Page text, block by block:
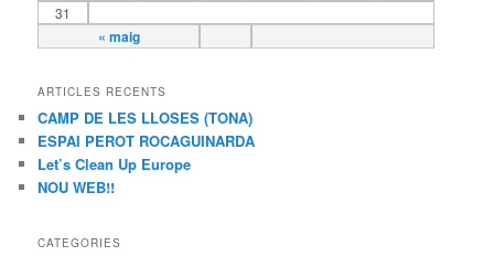
« maig
31
ARTICLES RECENTS
CAMP DE LES LLOSES (TONA)
ESPAI PEROT ROCAGUINARDA
Let’s Clean Up Europe
NOU WEB!!
CATEGORIES